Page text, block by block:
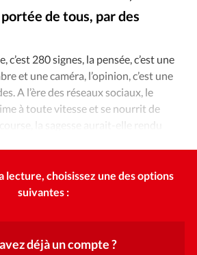
Chronique
Culture
Foi Génération réveil
Monde
Relations Aujourd'hui
de tous, par des
c’est 280 signes, la pensée, c’est une
et une caméra, l’opinion, c’est une
A l’ère des réseaux sociaux, le
à toute vitesse et se nourrit de
course, la sagesse aurait-elle rendu
lecture, choisissez une des options
suivantes :
déjà un compte ?